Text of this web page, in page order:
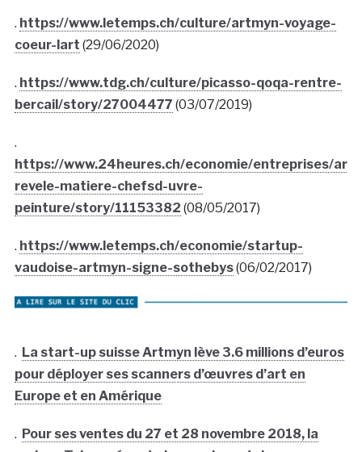
. https://www.letemps.ch/culture/artmyn-voyage-
coeur-lart (29/06/2020)
. https://www.tdg.ch/culture/picasso-qoqa-rentre-
bercail/story/27004477 (03/07/2019)
.
https://www.24heures.ch/economie/entreprises/
revele-matiere-chefsd-uvre-
peinture/story/11153382 (08/05/2017)
. https://www.letemps.ch/economie/startup-
vaudoise-artmyn-signe-sothebys(06/02/2017)
. La start-up suisse Artmyn lève 3.6 millions d’euros
pour déployer ses scanners d’œuvres d’art en
Europe et en Amérique
. Pour ses ventes du 27 et 28 novembre 2018, la